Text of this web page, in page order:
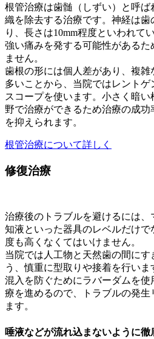
根管治療は歯髄（しずい）と呼
織を除去する治療です。神経は
り、長さは10mm程度といわれて
強い痛みを発する可能性がある
ません。
歯根の形には個人差があり、複
多いことから、当院ではレントゲ
スコープを使います。小さく暗
野で治療ができるため治療の成
を抑えられます。
根管治療について詳しく
修復治療
治療後のトラブルを避けるには
知液といった器具のレベルだけ
度も高くなくてはいけません。
当院では人工物と天然歯の間にす
う、慎重に型取りや接着を行い
混入を防ぐためにラバーダムを
療を進めるので、トラブルの発
ます。
唾液などが流れ込まないように徹